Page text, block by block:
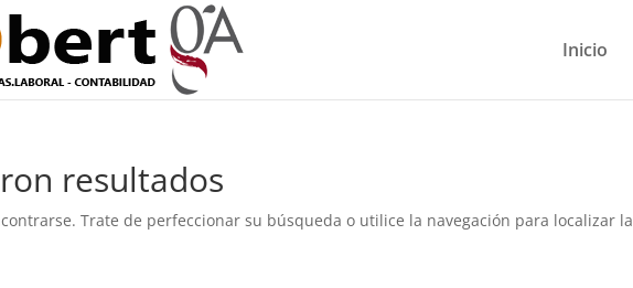
Inicio
resultados
Trate de perfeccionar su búsqueda o utilice la navegación para localizar la